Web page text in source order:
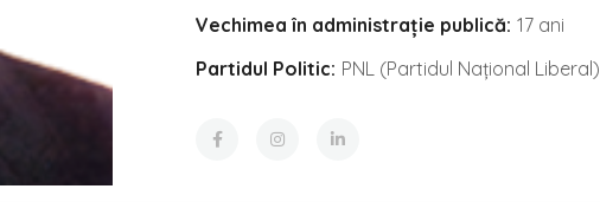
Vechimea în administrație publică: 17 ani
Partidul Politic: PNL (Partidul Național Liberal)